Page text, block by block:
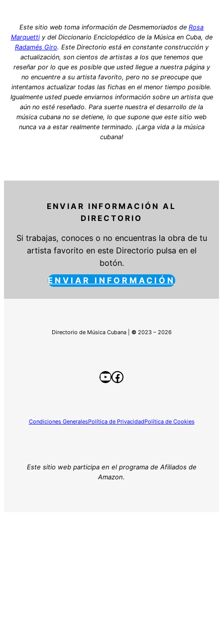
Este sitio web toma información de Desmemoriados de Rosa
Marquettiy del Diccionario Enciclopédico de la Música en Cuba, de
Radamés Giro. Este Directorio está en constante construcción y
actualización, son cientos de artistas a los que tenemos que
reseñar por lo que es posible que usted llegue a nuestra página y
no encuentre a su artista favorito, pero no se preocupe que
intentamos actualizar todas las fichas en el menor tiempo posible.
Igualmente usted puede enviarnos información sobre un artista que
aún no esté reseñado. Para suerte nuestra el desarrollo de la
música cubana no se detiene, lo que supone que este sitio web
nunca va a estar realmente terminado. ¡Larga vida a la música
cubana!
ENVIAR INFORMACIÓN AL
DIRECTORIO
Si trabajas, conoces o no encuentras la obra de tu
artista favorito en este Directorio pulsa en el
botón.
ENVIAR INFORMACIÓN
Directorio de Música Cubana | © 2023 – 2026
YouTube
Facebook
Condiciones GeneralesPolítica de PrivacidadPolítica de Cookies
Este sitio web participa en el programa de Afiliados de
Amazon.